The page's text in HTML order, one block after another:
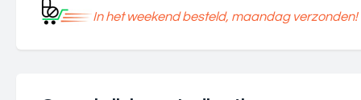
In het weekend besteld, maandag verzonden!